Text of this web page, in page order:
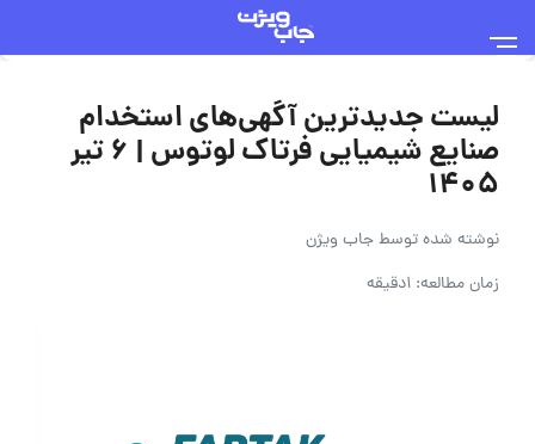
لیست جدیدترین آگهی‌های استخدام
صنایع شیمیایی فرتاک لوتوس | ۶ تیر
۱۴۰۵
نوشته شده توسطجاب ویژن
زمان مطالعه: 1دقیقه